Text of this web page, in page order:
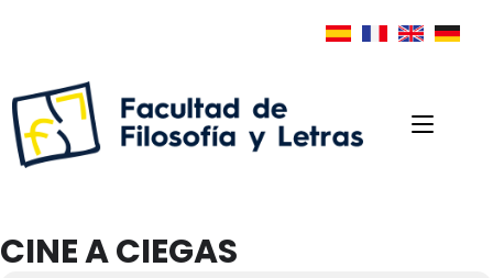
CINE A CIEGAS